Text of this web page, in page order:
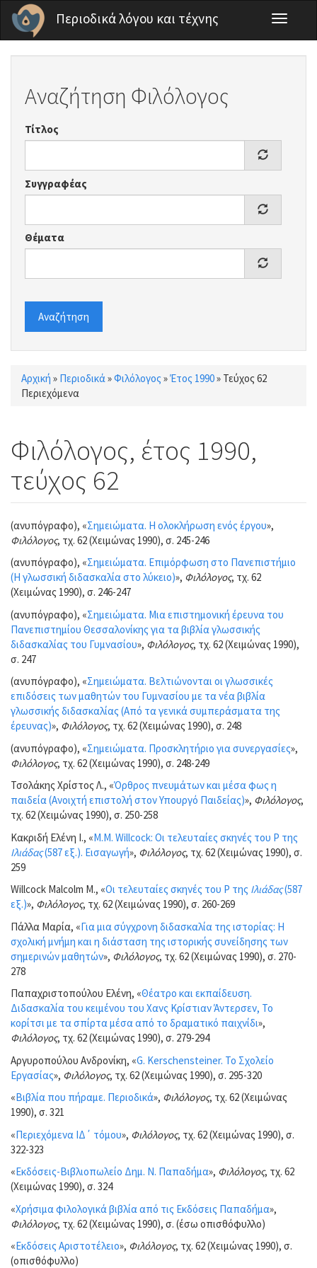
Παράκαμψη προς το κυρίως περιεχόμενο
Περιοδικά λόγου και τέχνης
Toggle
Αναζήτηση Φιλόλογος
Τίτλος
Συγγραφέας
Θέματα
Αναζήτηση
Είστε εδώ
Αρχική » Περιοδικά»Φιλόλογος »Έτος 1990» Τεύχος 62
Περιεχόμενα
Φιλόλογος, έτος 1990,
τεύχος 62
(ανυπόγραφο), «Σημειώματα. Η ολοκλήρωση ενός έργου»,
Φιλόλογος, τχ. 62 (Χειμώνας 1990), σ. 245-246
(ανυπόγραφο), «Σημειώματα. Επιμόρφωση στο Πανεπιστήμιο
(Η γλωσσική διδασκαλία στο λύκειο)», Φιλόλογος, τχ. 62
(Χειμώνας 1990), σ. 246-247
(ανυπόγραφο), «Σημειώματα. Μια επιστημονική έρευνα του
Πανεπιστημίου Θεσσαλονίκης για τα βιβλία γλωσσικής
διδασκαλίας του Γυμνασίου», Φιλόλογος, τχ. 62 (Χειμώνας 1990),
σ. 247
(ανυπόγραφο), «Σημειώματα. Βελτιώνονται οι γλωσσικές
επιδόσεις των μαθητών του Γυμνασίου με τα νέα βιβλία
γλωσσικής διδασκαλίας (Από τα γενικά συμπεράσματα της
έρευνας)», Φιλόλογος, τχ. 62 (Χειμώνας 1990), σ. 248
(ανυπόγραφο), «Σημειώματα. Προσκλητήριο για συνεργασίες»,
Φιλόλογος, τχ. 62 (Χειμώνας 1990), σ. 248-249
Τσολάκης Χρίστος Λ., «Όρθρος πνευμάτων και μέσα φως η
παιδεία (Ανοιχτή επιστολή στον Υπουργό Παιδείας)», Φιλόλογος,
τχ. 62 (Χειμώνας 1990), σ. 250-258
Κακριδή Ελένη Ι., «M.M. Willcock: Οι τελευταίες σκηνές του Ρ της
Ιλιάδας(587 εξ.). Εισαγωγή», Φιλόλογος, τχ. 62 (Χειμώνας 1990), σ.
259
Willcock Malcolm M., «Οι τελευταίες σκηνές του Ρ της Ιλιάδας(587
εξ.)», Φιλόλογος, τχ. 62 (Χειμώνας 1990), σ. 260-269
Πάλλα Μαρία, «Για μια σύγχρονη διδασκαλία της ιστορίας: Η
σχολική μνήμη και η διάσταση της ιστορικής συνείδησης των
σημερινών μαθητών», Φιλόλογος, τχ. 62 (Χειμώνας 1990), σ. 270-
278
Παπαχριστοπούλου Ελένη, «Θέατρο και εκπαίδευση.
Διδασκαλία του κειμένου του Χανς Κρίστιαν Άντερσεν, Το
κορίτσι με τα σπίρτα μέσα από το δραματικό παιχνίδι»,
Φιλόλογος, τχ. 62 (Χειμώνας 1990), σ. 279-294
Αργυροπούλου Ανδρονίκη, «G. Kerschensteiner. Το Σχολείο
Εργασίας», Φιλόλογος, τχ. 62 (Χειμώνας 1990), σ. 295-320
«Βιβλία που πήραμε. Περιοδικά», Φιλόλογος, τχ. 62 (Χειμώνας
1990), σ. 321
«Περιεχόμενα ΙΔ΄ τόμου», Φιλόλογος, τχ. 62 (Χειμώνας 1990), σ.
322-323
«Εκδόσεις-Βιβλιοπωλείο Δημ. Ν. Παπαδήμα», Φιλόλογος, τχ. 62
(Χειμώνας 1990), σ. 324
«Χρήσιμα φιλολογικά βιβλία από τις Εκδόσεις Παπαδήμα»,
Φιλόλογος, τχ. 62 (Χειμώνας 1990), σ. (έσω οπισθόφυλλο)
«Εκδόσεις Αριστοτέλειο», Φιλόλογος, τχ. 62 (Χειμώνας 1990), σ.
(οπισθόφυλλο)